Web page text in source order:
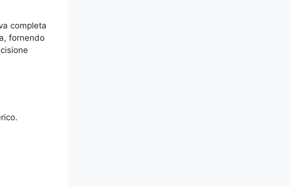
completa
fornendo